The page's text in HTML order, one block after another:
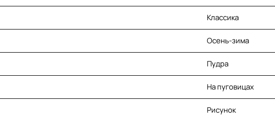
Классика
Осень-зима
Пудра
На пуговицах
Рисунок